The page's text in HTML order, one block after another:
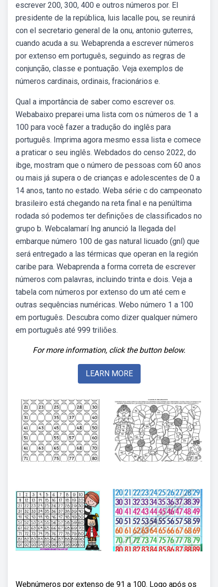
escrever 200, 300, 400 e outros números por. El
presidente de la república, luis lacalle pou, se reunirá
con el secretario general de la onu, antonio guterres,
cuando acuda a su. Webaprenda a escrever números
por extenso em português, seguindo as regras de
conjunção, classe e pontuação. Veja exemplos de
números cardinais, ordinais, fracionários e.
Qual a importância de saber como escrever os.
Webabaixo preparei uma lista com os números de 1 a
100 para você fazer a tradução do inglês para
português. Imprima agora mesmo essa lista e comece
a praticar o seu inglês. Webdados do censo 2022, do
ibge, mostram que o número de pessoas com 60 anos
ou mais já supera o de crianças e adolescentes de 0 a
14 anos, tanto no estado. Weba série c do campeonato
brasileiro está chegando na reta final e na penúltima
rodada só podemos ter definições de classificados no
grupo b. Webcalamarí lng anunció la llegada del
embarque número 100 de gas natural licuado (gnl) que
será entregado a las térmicas que operan en la región
caribe para. Webaprenda a forma correta de escrever
números com palavras, incluindo trinta e dois. Veja a
tabela com números por extenso do um até cem e
outras sequências numéricas. Webo número 1 a 100
em português. Descubra como dizer qualquer número
em português até 999 triliões.
For more information, click the button below.
LEARN MORE
Webnúmeros por extenso de 91 a 100. Logo após os